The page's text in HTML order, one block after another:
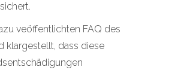
veöffentlichten FAQ des
klargestellt, dass diese